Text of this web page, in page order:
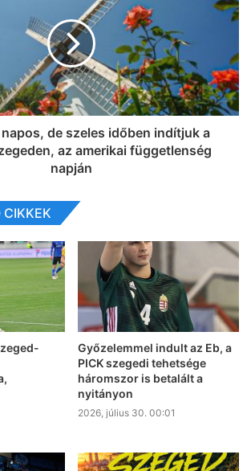
de szeles időben indítjuk a
az amerikai függetlenség
napján
CIKKEK
Győzelemmel indult az Eb, a
PICK szegedi tehetsége
háromszor is betalált a
nyitányon
2026, július 30. 00:01